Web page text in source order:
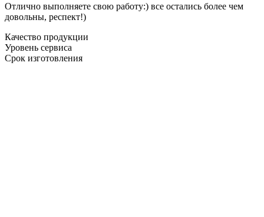
Отлично выполняете свою работу:) все остались более чем
довольны, респект!)
Качество продукции
Уровень сервиса
Срок изготовления